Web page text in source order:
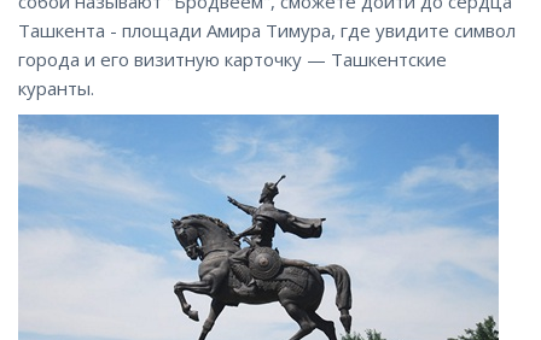
Ташкента - площади Амира Тимура, где увидите символ
города и его визитную карточку — Ташкентские
куранты.